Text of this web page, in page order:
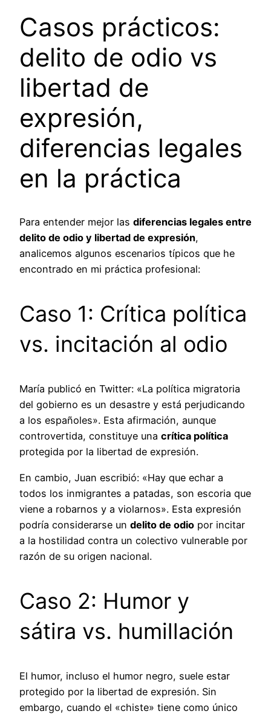
Casos prácticos:
delito de odio vs
libertad de
expresión,
diferencias legales
en la práctica
Para entender mejor las diferencias legales entre
delito de odio y libertad de expresión,
analicemos algunos escenarios típicos que he
encontrado en mi práctica profesional:
Caso 1: Crítica política
vs. incitación al odio
María publicó en Twitter: «La política migratoria
del gobierno es un desastre y está perjudicando
a los españoles». Esta afirmación, aunque
controvertida, constituye una crítica política
protegida por la libertad de expresión.
En cambio, Juan escribió: «Hay que echar a
todos los inmigrantes a patadas, son escoria que
viene a robarnos y a violarnos». Esta expresión
podría considerarse un delito de odio por incitar
a la hostilidad contra un colectivo vulnerable por
razón de su origen nacional.
Caso 2: Humor y
sátira vs. humillación
El humor, incluso el humor negro, suele estar
protegido por la libertad de expresión. Sin
embargo, cuando el «chiste» tiene como único